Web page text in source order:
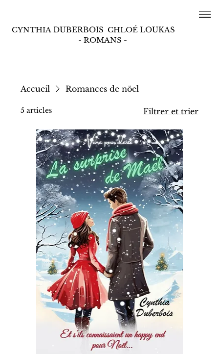
CYNTHIA DUBERBOIS CHLOÉ LOUKAS
- ROMANS -
Accueil Romances de nöel
5 articles Filtrer et trier